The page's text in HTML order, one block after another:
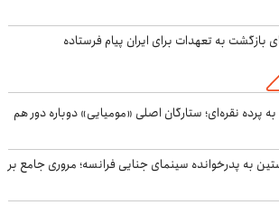
بازگشت به تعهدات برای ایران پیام فرستاده
پرده نقره‌ای؛ ستارگان اصلی «مومیایی» دوباره دور هم
به پدرخوانده سینمای جنایی فرانسه؛ مروری جامع بر